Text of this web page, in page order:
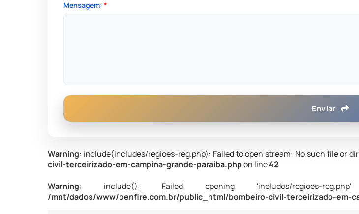
Mensagem:*
Enviar
Warning: include(includes/regioes-reg.php): Failed to open stream: No such file or
civil-terceirizado-em-campina-grande-paraiba.phpon line42
Warning: include(): Failed opening 'includes/regioes-
/mnt/dados/www/benfire.com.br/public_html/bombeiro-civil-terceirizado-em-